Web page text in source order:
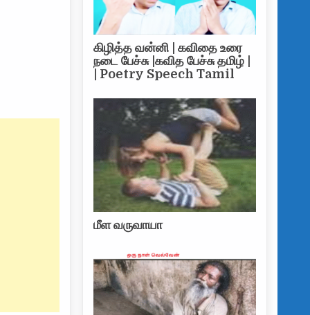
ஆட்சியை செய்ய துடிக்கும் மகிந்த கும்பல் – வெளிநாட்டு ஊடகம் பரபரப்பு
கிழித்த வன்னி | கவிதை உரை
நடை பேச்சு |கவித பேச்சு தமிழ் |
| Poetry Speech Tamil
மீள வருவாயா